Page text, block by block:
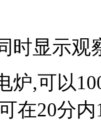
时显示观
炉,可以
在20分